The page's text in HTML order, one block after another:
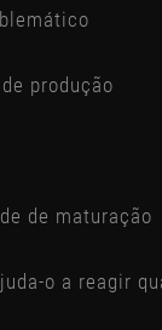
produção
de maturação
o a reagir